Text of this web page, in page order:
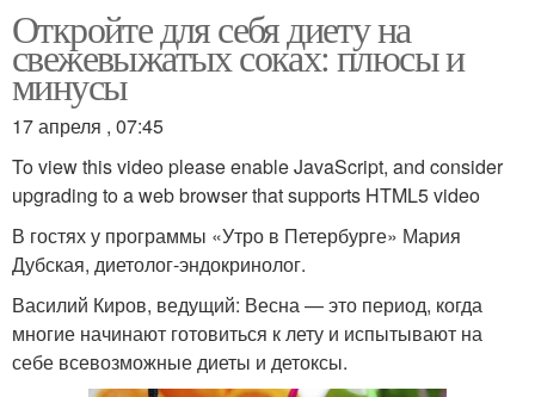
Откройте для себя диету на
свежевыжатых соках: плюсы и
минусы
17 апреля , 07:45
To view this video please enable JavaScript, and consider
upgrading to a web browser that supports HTML5 video
В гостях у программы «Утро​ в​ Петербурге» Мария
Дубская, диетолог-эндокринолог.
Василий Киров, ведущий: Весна — это период, когда
многие начинают готовиться к лету и испытывают на
себе всевозможные диеты и детоксы.